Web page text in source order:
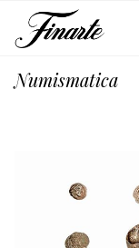
Numismatica